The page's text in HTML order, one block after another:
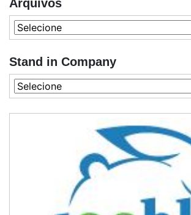
Arquivos
Stand in Company